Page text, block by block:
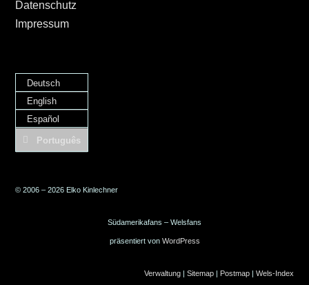
Datenschutz
Impressum
Deutsch
English
Español
Português
© 2006 – 2026 Elko Kinlechner
Südamerikafans – Welsfans
präsentiert von WordPress
Verwaltung| Sitemap| Postmap| Wels-Index